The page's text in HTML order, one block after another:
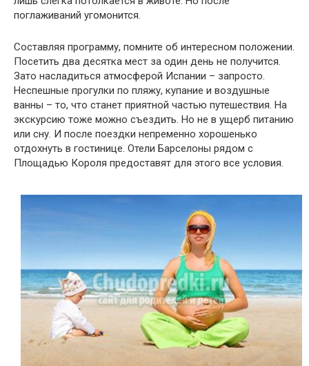
поглаживаний угомонится.
Составляя программу, помните об интересном положении.
Посетить два десятка мест за один день не получится.
Зато насладиться атмосферой Испании – запросто.
Неспешные прогулки по пляжу, купание и воздушные
ванны – то, что станет приятной частью путешествия. На
экскурсию тоже можно съездить. Но не в ущерб питанию
или сну. И после поездки непременно хорошенько
отдохнуть в гостинице. Отели Барселоны рядом с
Площадью Короля предоставят для этого все условия.